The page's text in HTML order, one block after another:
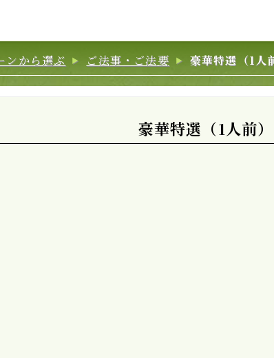
ンから選ぶ ご法事・ご法要 豪華特選（1人
豪華特選（1人前）